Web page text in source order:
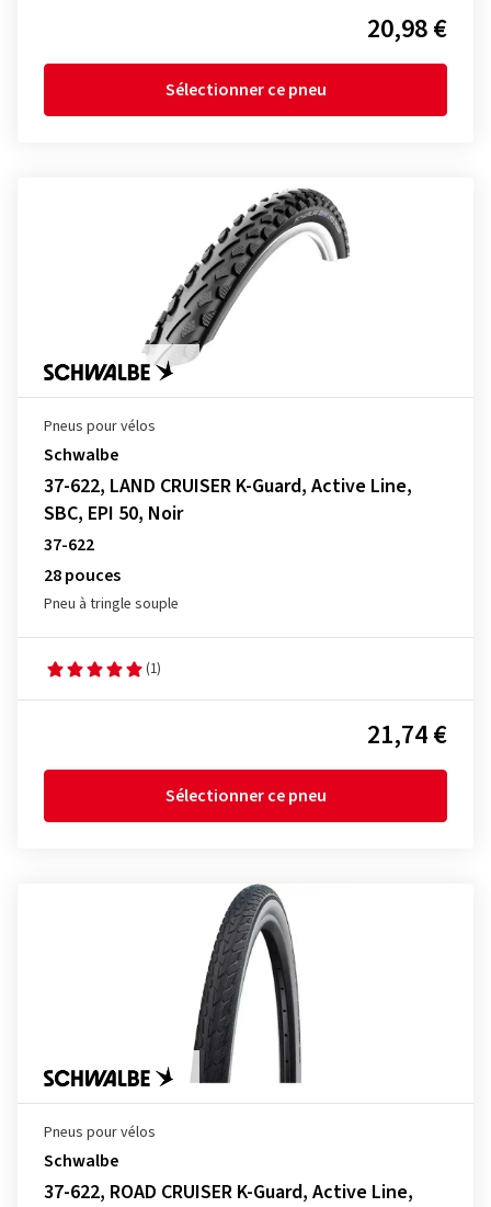
20,98 €
Sélectionner ce pneu
Pneus pour vélos
Schwalbe
37-622, LAND CRUISER K-Guard, Active Line,
SBC, EPI 50, Noir
37-622
28 pouces
Pneu à tringle souple
(1)
21,74 €
Sélectionner ce pneu
Pneus pour vélos
Schwalbe
37-622, ROAD CRUISER K-Guard, Active Line,